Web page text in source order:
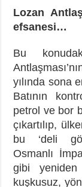
Lozan
efsanesi…
Bu
yılında sona
Batının
petrol ve bor
çıkartılıp,
bu ‘deli
Osmanlı
gibi
kuşkusuz,